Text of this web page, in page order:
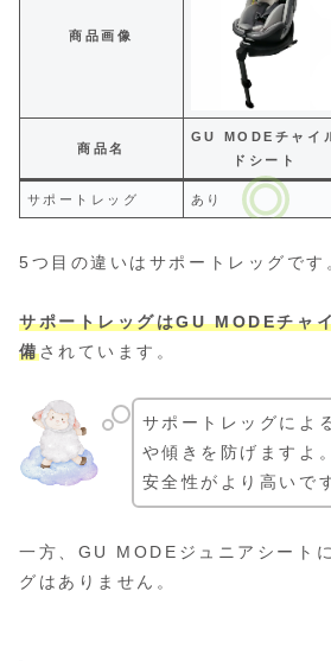
商品画像
商品名
GU MODEチャイ
ドシート
サポートレッグ あり
5つ目の違いはサポートレッグです
サポートレッグはGU MODEチャ
備されています。
サポートレッグによ
や傾きを防げますよ。
安全性がより高いで
一方、GU MODEジュニアシート
グはありません。